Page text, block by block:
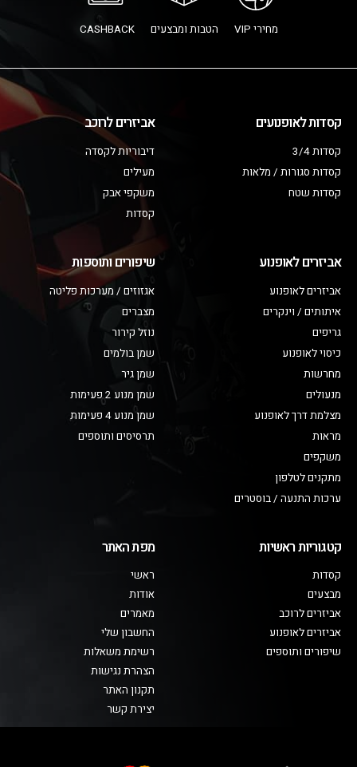
מחירי VIP הטבות ומבצעים CASHBACK
קסדות לאופנועים
קסדות 3/4
קסדות סגורות / מלאות
קסדות שטח
אביזרים לרוכב
דיבוריות לקסדה
מעילים
משקפי אבק
קסדות
אביזרים לאופנוע
אביזרים לאופנוע
איתותים / וינקרים
גריפים
כיסוי לאופנוע
מחרשות
מנעולים
מצלמת דרך לאופנוע
מראות
משקפים
מתקנים לטלפון
ערכות התנעה / בוסטרים
שיפורים ותוספות
אגזוזים / מערכות פליטה
מצברים
נוזל קירור
שמן בולמים
שמן גיר
שמן מנוע 2 פעימות
שמן מנוע 4 פעימות
תרסיסים ותוספים
קטגוריות ראשיות
קסדות
מבצעים
אביזרים לרוכב
אביזרים לאופנוע
שיפורים ותוספים
מפת האתר
ראשי
אודות
מאמרים
החשבון שלי
רשימת משאלות
הצהרת נגישות
תקנון האתר
יצירת קשר